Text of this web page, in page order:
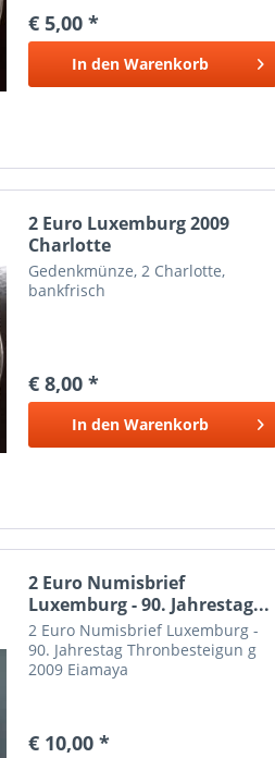
€ 5,00 *
In den Warenkorb
2 Euro Luxemburg 2009
Charlotte
Gedenkmünze, 2 Charlotte,
bankfrisch
€ 8,00 *
In den Warenkorb
2 Euro Numisbrief
Luxemburg - 90. Jahrestag...
2 Euro Numisbrief Luxemburg -
90. Jahrestag Thronbesteigun g
2009 Eiamaya
€ 10,00 *